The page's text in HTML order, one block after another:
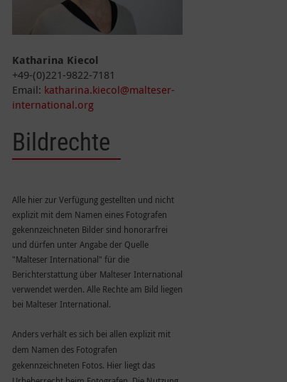
Katharina Kiecol
+49-(0)221-9822-7181
Email: katharina.kiecol@malteser-
international.org
Bildrechte
Alle hier zur Verfügung gestellten und nicht
explizit mit dem Namen eines Fotografen
gekennzeichneten Bilder sind honorarfrei
und dürfen unter Angabe der Quelle
"Malteser International" für die
Berichterstattung über Malteser International
verwendet werden. Alle Rechte am Bild liegen
bei Malteser International.
Anders verhält es sich bei allen explizit mit
dem Namen des Fotografen
gekennzeichneten Fotos. Hier liegt das